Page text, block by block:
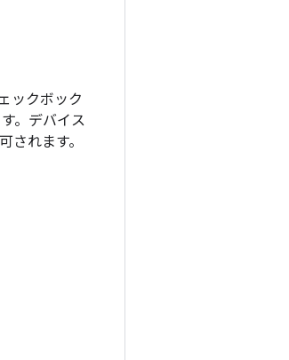
ックボック
。デバイス
れます。